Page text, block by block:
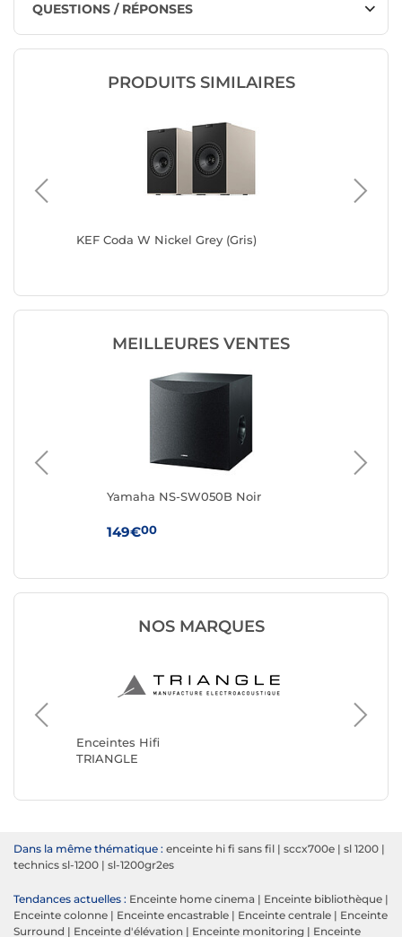
QUESTIONS / RÉPONSES
PRODUITS SIMILAIRES
KEF Coda W Nickel Grey (Gris)
MEILLEURES VENTES
Yamaha NS-SW050B Noir
149€00
NOS MARQUES
Enceintes Hifi
TRIANGLE
JBL
Dans la même thématique : enceinte hi fi sans fil | sccx700e | sl 1200 |
technics sl-1200 | sl-1200gr2es
Tendances actuelles : Enceinte home cinema | Enceinte bibliothèque |
Enceinte colonne | Enceinte encastrable | Enceinte centrale | Enceinte
Surround | Enceinte d'élévation | Enceinte monitoring | Enceinte